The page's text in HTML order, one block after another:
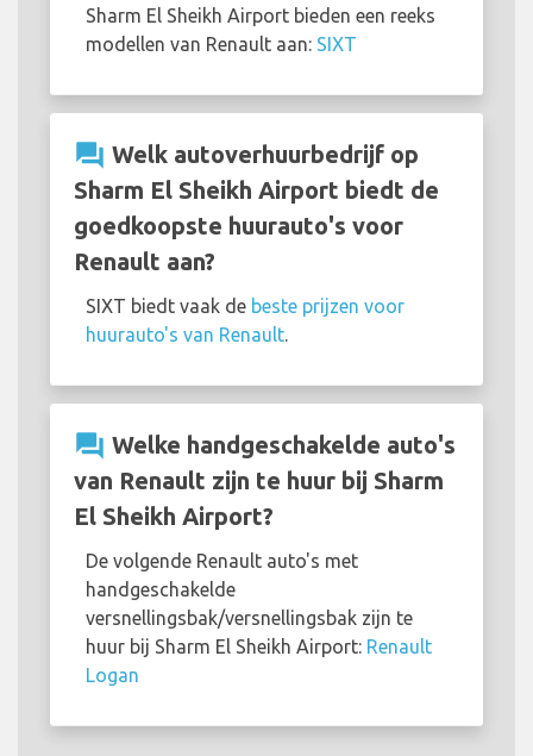
Sharm El Sheikh Airport bieden een reeks
modellen van Renault aan: SIXT
question_answer Welk autoverhuurbedrijf op
Sharm El Sheikh Airport biedt de
goedkoopste huurauto's voor
Renault aan?
SIXT biedt vaak de beste prijzen voor
huurauto's van Renault
question_answer Welke handgeschakelde auto's
van Renault zijn te huur bij Sharm
El Sheikh Airport?
De volgende Renault auto's met
handgeschakelde
versnellingsbak/versnellingsbak zijn te
huur bij Sharm El Sheikh Airport: Renault
Logan